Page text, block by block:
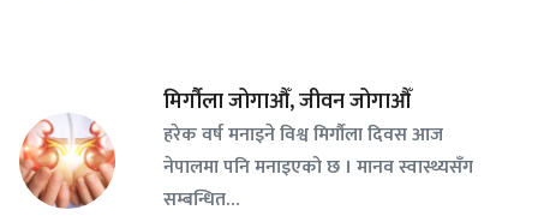
मिर्गौला जोगाऔँ, जीवन जोगाऔँ
हरेक वर्ष मनाइने विश्व मिर्गौला दिवस आज
नेपालमा पनि मनाइएको छ । मानव स्वास्थ्यसँग
सम्बन्धित…